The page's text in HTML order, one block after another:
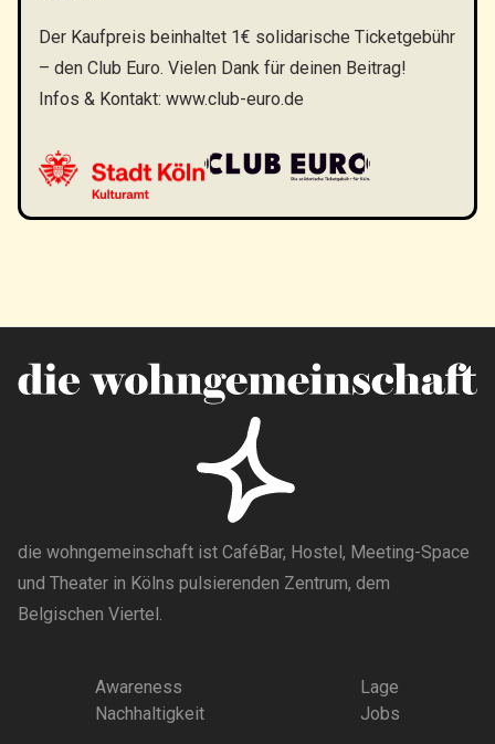
Der Kaufpreis beinhaltet 1€ solidarische Ticketgebühr
– den Club Euro. Vielen Dank für deinen Beitrag!
Infos & Kontakt: www.club-euro.de
die wohngemeinschaft ist CaféBar, Hostel, Meeting-Space
und Theater in Kölns pulsierenden Zentrum, dem
Belgischen Viertel.
Awareness
Nachhaltigkeit
Lage
Jobs